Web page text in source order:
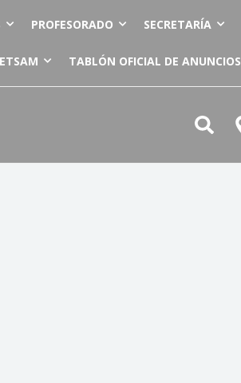
PROFESORADO SECRETARÍA
TABLÓN OFICIAL DE ANUNCIOS